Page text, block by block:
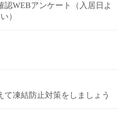
認WEBアンケート（入居日よ
）
て凍結防止対策をしましょう